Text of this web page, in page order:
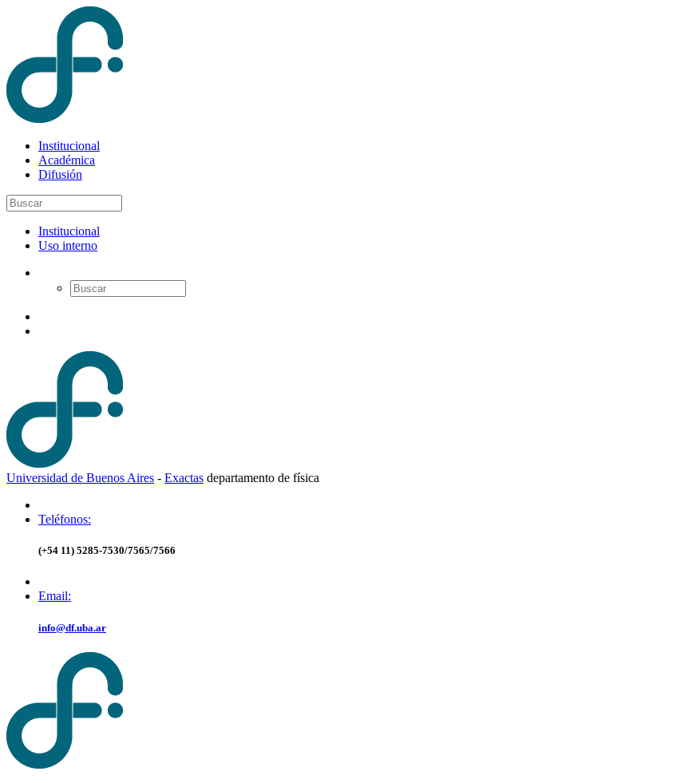
Institucional
Académica
Difusión
Institucional
Uso interno
Universidad de Buenos Aires - Exactas departamento de física
Teléfonos:
(+54 11) 5285-7530/7565/7566
Email:
info@df.uba.ar